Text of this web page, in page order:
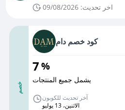
اخر تحديث: 09/08/2026
خصم
كود خصم دام
7%
يشمل جميع المنتجات
آخر تحديث للكوبون
الاثنين، 13 يوليو